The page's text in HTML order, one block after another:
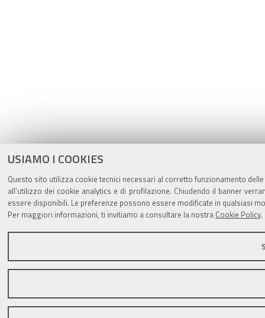
USIAMO I COOKIES
Questo sito utilizza cookie tecnici necessari al corretto funzionamento
all’utilizzo dei cookie analytics e di profilazione. Chiudendo il banner
essere disponibili. Le preferenze possono essere modificate in qualsiasi
Per maggiori informazioni, ti invitiamo a consultare la nostra Cookie Policy.